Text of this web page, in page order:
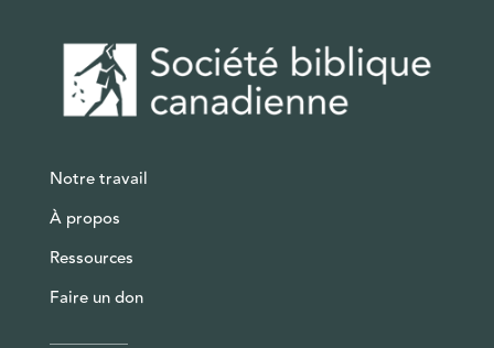
Notre travail
À propos
Ressources
Faire un don